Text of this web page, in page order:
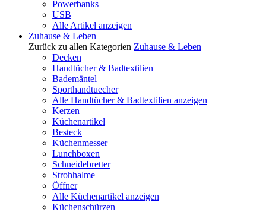
Powerbanks
USB
Alle Artikel anzeigen
Zuhause & Leben
Zurück zu allen Kategorien Zuhause & Leben
Decken
Handtücher & Badtextilien
Bademäntel
Sporthandtuecher
Alle Handtücher & Badtextilien anzeigen
Kerzen
Küchenartikel
Besteck
Küchenmesser
Lunchboxen
Schneidebretter
Strohhalme
Öffner
Alle Küchenartikel anzeigen
Küchenschürzen